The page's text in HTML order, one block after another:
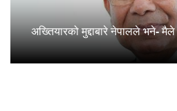
अख्तियारको मुद्दाबारे नेपालले भने-